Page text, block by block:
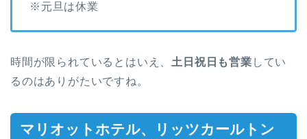
※元旦は休業
時間が限られているとはいえ、 土日祝日も営業 してい
るのはありがたいですね。
マリオットホテル、リッツカールトン